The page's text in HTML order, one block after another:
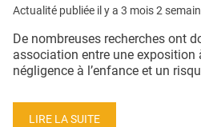
Actualité publiée il y a 3 mois 2
De nombreuses recherches ont
association entre une
négligence à l’enfance et un
LIRE LA SUITE